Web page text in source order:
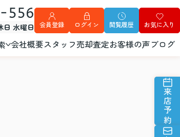
556
日 水曜日 会員登録 ログイン 閲覧履歴 お気に入り
会社概要スタッフ売却査定お客様の声ブログ
来店予約